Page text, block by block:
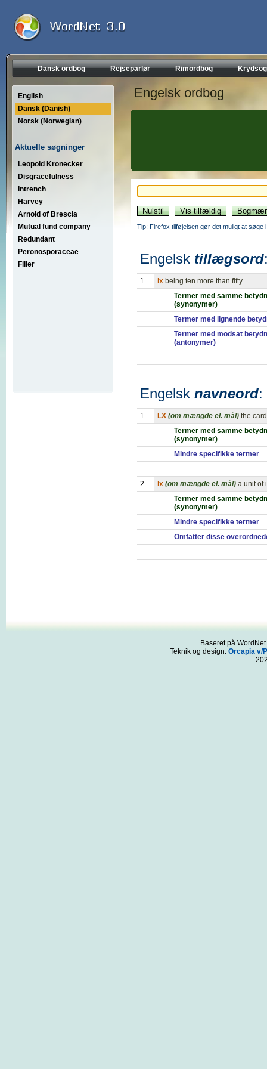
Dansk ordbog Rejseparlør Rimordbog
English
Dansk (Danish)
Norsk (Norwegian)
Aktuelle søgninger
Leopold Kronecker
Disgracefulness
Intrench
Harvey
Arnold of Brescia
Mutual fund company
Redundant
Peronosporaceae
Filler
Engelsk ordbog
Tip: Firefox tilføjelsen gør det muligt at søge
Engelsk tillægsord
1. lx being ten more than fifty
Termer med samme
(synonymer)
Termer med lignende
Termer med modsat
(antonymer)
Engelsk navneord:
1. LX (om mængde el. mål) the
Termer med samme
(synonymer)
Mindre specifikke termer
2. lx (om mængde el. mål) a unit of
Termer med samme
(synonymer)
Mindre specifikke termer
Omfatter disse
Baseret på
Teknik og design: Orcapia v/